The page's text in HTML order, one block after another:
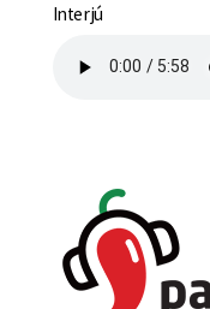
Interjú